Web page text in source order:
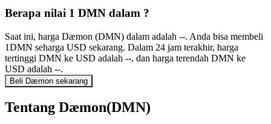
Berapa nilai 1 DMN dalam ?
Saat ini, harga Dæmon (DMN) dalam adalah --. Anda bisa membeli
1DMN seharga USD sekarang. Dalam 24 jam terakhir, harga
tertinggi DMN ke USD adalah --, dan harga terendah DMN ke
USD adalah --.
Beli Dæmon sekarang
Tentang Dæmon(DMN)